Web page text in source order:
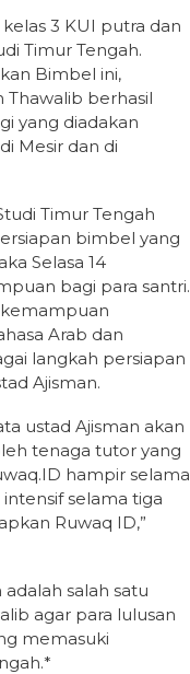
3 KUI putra dan
Timur Tengah.
Bimbel ini,
Thawalib berhasil
yang diadakan
Mesir dan di
Timur Tengah
bimbel yang
Selasa 14
bagi para santri.
Arab dan
langkah persiapan
Ajisman.
ustad Ajisman akan
tenaga tutor yang
hampir selama
selama tiga
Ruwaq ID,”
salah satu
agar para lulusan
memasuki